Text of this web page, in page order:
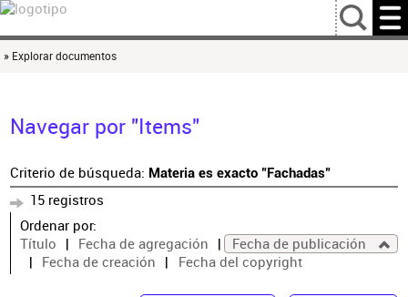
…
» Explorar documentos
Navegar por "Items"
Criterio de búsqueda: Materia es exacto "Fachadas"
15 registros
Ordenar por:
Título
Fecha de agregación
Fecha de publicación
Fecha de creación
Fecha del copyright